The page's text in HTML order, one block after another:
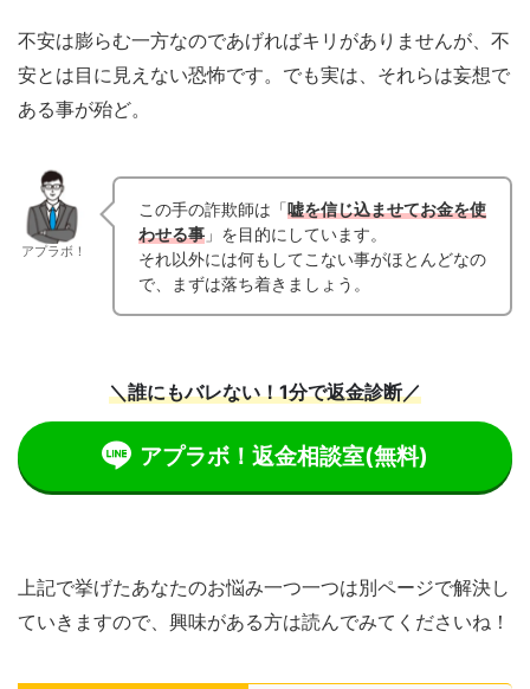
不安は膨らむ一方なのであげればキリがありませんが、不
安とは目に見えない恐怖です。でも実は、それらは妄想で
ある事が殆ど。
アプラボ！
この手の詐欺師は「嘘を信じ込ませてお金を使
わせる事 」を目的にしています。
それ以外には何もしてこない事がほとんどなの
で、まずは落ち着きましょう。
＼誰にもバレない！1分で返金診断／
アプラボ！返金相談室(無料)
上記で挙げたあなたのお悩み一つ一つは別ページで解決し
ていきますので、興味がある方は読んでみてくださいね！